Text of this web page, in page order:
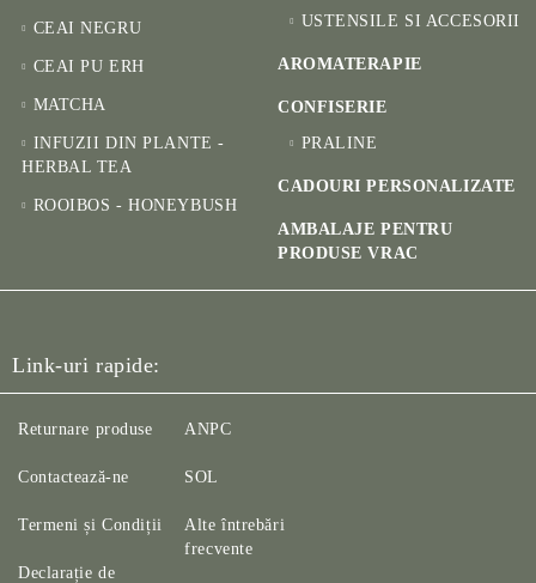
CEAI NEGRU
CEAI PU ERH
MATCHA
INFUZII DIN PLANTE -
HERBAL TEA
ROOIBOS - HONEYBUSH
USTENSILE SI ACCESORII
AROMATERAPIE
CONFISERIE
PRALINE
CADOURI PERSONALIZATE
AMBALAJE PENTRU
PRODUSE VRAC
Link-uri rapide:
Returnare produse
Contactează-ne
Termeni și Condiții
Declarație de
ANPC
SOL
Alte întrebări
frecvente